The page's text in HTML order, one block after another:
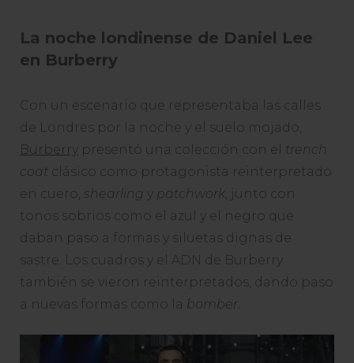
La noche londinense de Daniel Lee
en Burberry
Con un escenario que representaba las calles
de Londres por la noche y el suelo mojado,
Burberry presentó una colección con el
trench
coat clásico como protagonista reinterpretado
en cuero, shearling y patchwork , junto con
tonos sobrios como el azul y el negro que
daban paso a formas y siluetas dignas de
sastre. Los cuadros y el ADN de Burberry
también se vieron reinterpretados, dando paso
a nuevas formas como la bomber